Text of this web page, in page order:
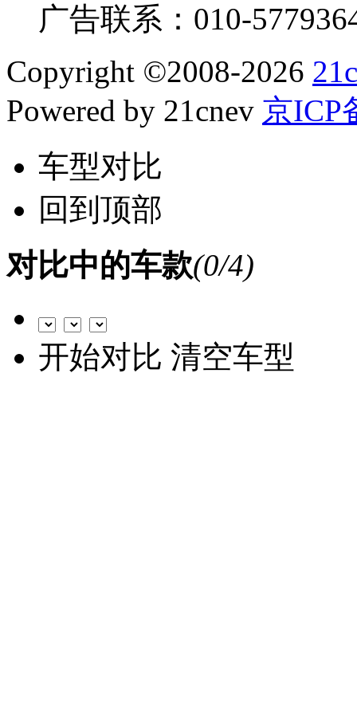
广告联系： 010-
Copyright ©2008-2026
Powered by 21cnev 京ICP
车型对比
回到顶部
对比中的车款(0/4)
开始对比 清空车型